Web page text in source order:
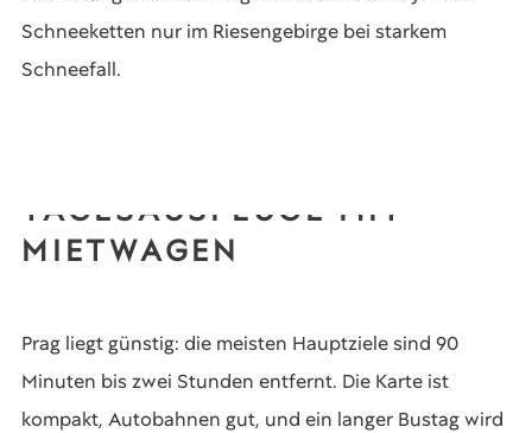
Schneeketten nur im Riesengebirge bei starkem
Schneefall.
TAGESAUSFLÜGE MIT
MIETWAGEN
Prag liegt günstig: die meisten Hauptziele sind 90
Minuten bis zwei Stunden entfernt. Die Karte ist
kompakt, Autobahnen gut, und ein langer Bustag wird